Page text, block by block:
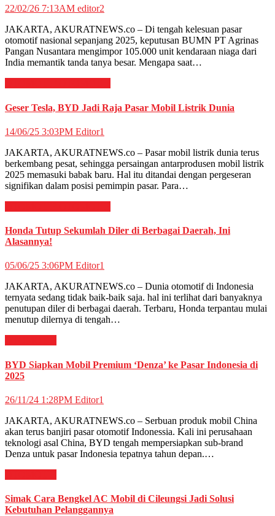
22/02/26 7:13AM editor2
JAKARTA, AKURATNEWS.co – Di tengah kelesuan pasar
otomotif nasional sepanjang 2025, keputusan BUMN PT Agrinas
Pangan Nusantara mengimpor 105.000 unit kendaraan niaga dari
India memantik tanda tanya besar. Mengapa saat…
Geser Tesla, BYD Jadi Raja Pasar Mobil Listrik Dunia
14/06/25 3:03PM Editor1
JAKARTA, AKURATNEWS.co – Pasar mobil listrik dunia terus
berkembang pesat, sehingga persaingan antarprodusen mobil listrik
2025 memasuki babak baru. Hal itu ditandai dengan pergeseran
signifikan dalam posisi pemimpin pasar. Para…
Honda Tutup Sekumlah Diler di Berbagai Daerah, Ini
Alasannya!
05/06/25 3:06PM Editor1
JAKARTA, AKURATNEWS.co – Dunia otomotif di Indonesia
ternyata sedang tidak baik-baik saja. hal ini terlihat dari banyaknya
penutupan diler di berbagai daerah. Terbaru, Honda terpantau mulai
menutup dilernya di tengah…
BYD Siapkan Mobil Premium ‘Denza’ ke Pasar Indonesia di
2025
26/11/24 1:28PM Editor1
JAKARTA, AKURATNEWS.co – Serbuan produk mobil China
akan terus banjiri pasar otomotif Indonessia. Kali ini perusahaan
teknologi asal China, BYD tengah mempersiapkan sub-brand
Denza untuk pasar Indonesia tepatnya tahun depan.…
Simak Cara Bengkel AC Mobil di Cileungsi Jadi Solusi
Kebutuhan Pelanggannya